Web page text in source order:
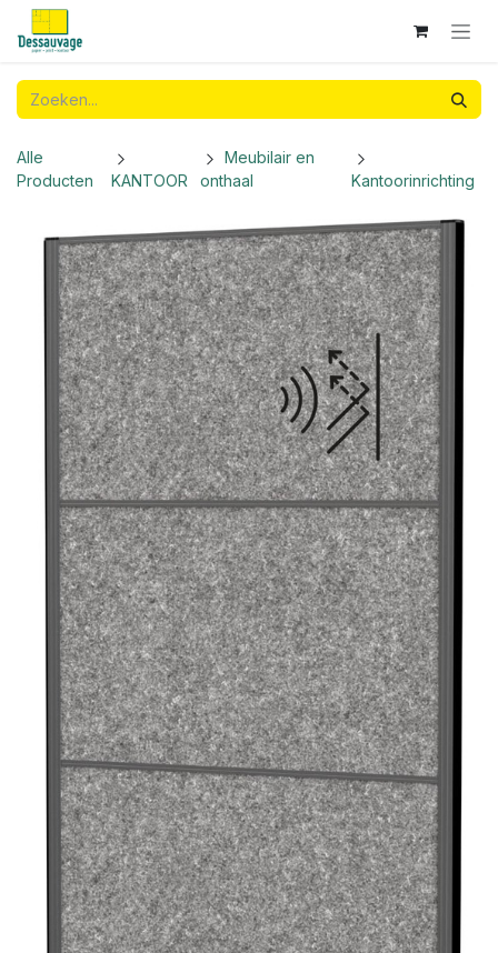
Overslaan naar inhoud
Alle
Producten
KANTOOR
Meubilair en
onthaal
Kantoorinrichting